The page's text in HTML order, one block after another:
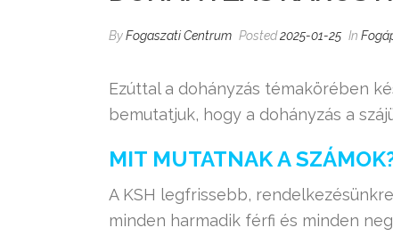
ByFogaszati Centrum Posted2025-01-25 In
Ezúttal a dohányzás témakörében
bemutatjuk, hogy a dohányzás a
MIT MUTATNAK A
A KSH legfrissebb,
minden harmadik férfi és minden